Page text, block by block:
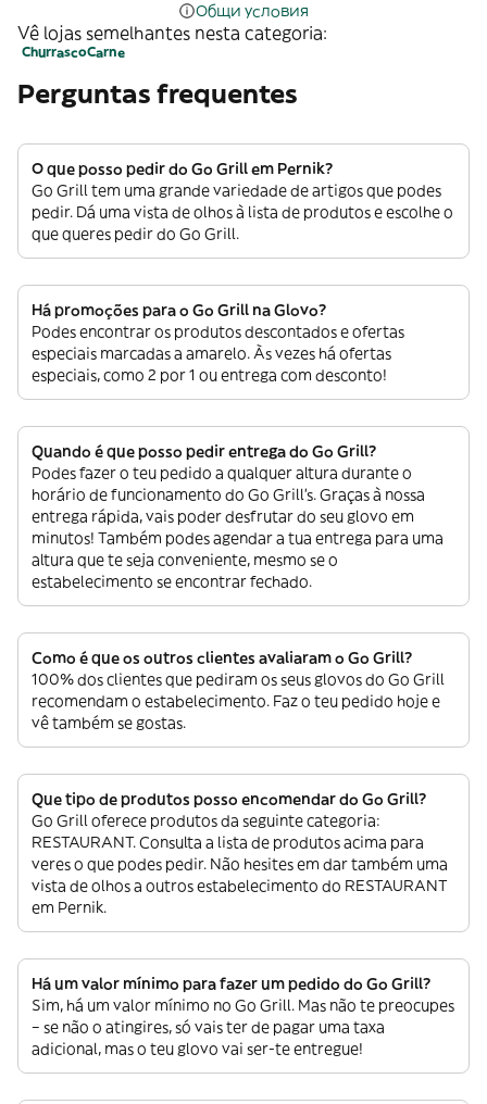
Общи условия
Vê lojas semelhantes nesta categoria:
ChurrascoCarne
Perguntas frequentes
O que posso pedir do Go Grill em Pernik?
Go Grill tem uma grande variedade de artigos que podes
pedir. Dá uma vista de olhos à lista de produtos e escolhe o
que queres pedir do Go Grill.
Há promoções para o Go Grill na Glovo?
Podes encontrar os produtos descontados e ofertas
especiais marcadas a amarelo. Às vezes há ofertas
especiais, como 2 por 1 ou entrega com desconto!
Quando é que posso pedir entrega do Go Grill?
Podes fazer o teu pedido a qualquer altura durante o
horário de funcionamento do Go Grill’s. Graças à nossa
entrega rápida, vais poder desfrutar do seu glovo em
minutos! Também podes agendar a tua entrega para uma
altura que te seja conveniente, mesmo se o
estabelecimento se encontrar fechado.
Como é que os outros clientes avaliaram o Go Grill?
100% dos clientes que pediram os seus glovos do Go Grill
recomendam o estabelecimento. Faz o teu pedido hoje e
vê também se gostas.
Que tipo de produtos posso encomendar do Go Grill?
Go Grill oferece produtos da seguinte categoria:
RESTAURANT. Consulta a lista de produtos acima para
veres o que podes pedir. Não hesites em dar também uma
vista de olhos a outros estabelecimento do RESTAURANT
em Pernik.
Há um valor mínimo para fazer um pedido do Go Grill?
Sim, há um valor mínimo no Go Grill. Mas não te preocupes
– se não o atingires, só vais ter de pagar uma taxa
adicional, mas o teu glovo vai ser-te entregue!